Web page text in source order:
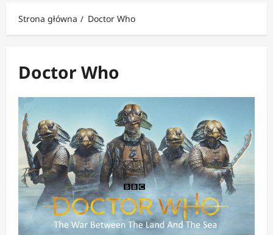
Strona główna Doctor Who
Doctor Who